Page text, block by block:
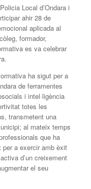
Local d’Ondara i
ahir 28 de
aplicada al
formador,
es va celebrar
ha sigut per a
de ferramentes
i intel·ligència
totes les
transmetent una
al mateix temps
que ha
per a exercir amb èxit
d’un creixement
el seu